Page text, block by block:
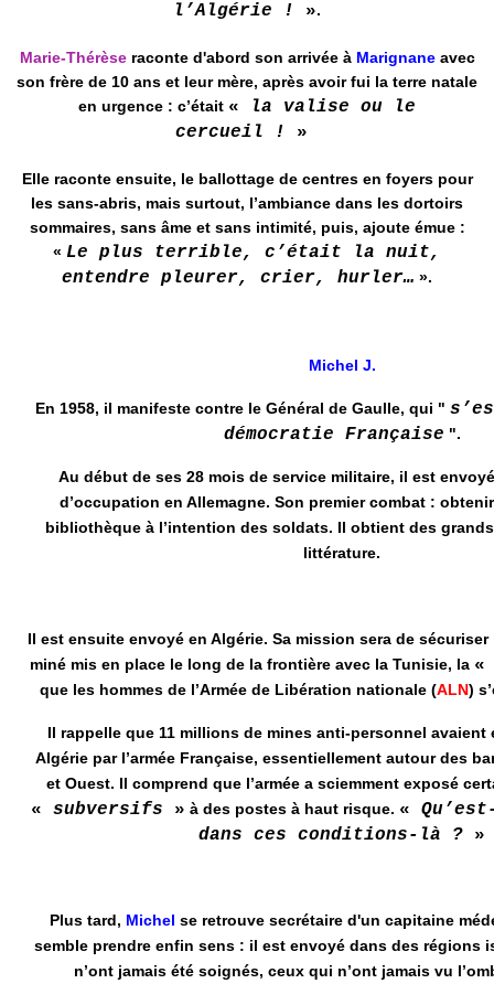
l’Algérie ! ».
Marie-Thérèse raconte d'abord son arrivée à Marignaneavec
son frère de 10 ans et leur mère, après avoir fui la terre natale
en urgence : c’était «
la valise ou le
cercueil !
»
Elle raconte ensuite, le ballottage de centres en foyers pour
les sans-abris, mais surtout, l’ambiance dans les dortoirs
sommaires, sans âme et sans intimité, puis, ajoute émue :
« Le plus terrible, c’était la nuit,
entendre pleurer, crier, hurler… ».
Michel J.
En 1958, il manifeste contre le Général de Gaulle, qui "
démocratie Française ".
Au début de ses 28 mois de service militaire, il est
d’occupation en Allemagne. Son premier combat :
bibliothèque à l’intention des soldats. Il obtient des
littérature.
Il est ensuite envoyé en Algérie. Sa mission sera de
miné mis en place le long de la frontière avec la Tunisie, la
que les hommes de l’Armée de Libération nationale (ALN)
Il rappelle que 11 millions de mines anti-personnel avaient
Algérie par l’armée Française, essentiellement autour des
et Ouest. Il comprend que l’armée a sciemment exposé
« subversifs » à des postes à haut risque. «
dans ces conditions-là ? »
Plus tard, Michel se retrouve secrétaire d'un capitaine
semble prendre enfin sens : il est envoyé dans des régions
n’ont jamais été soignés, ceux qui n’ont jamais vu